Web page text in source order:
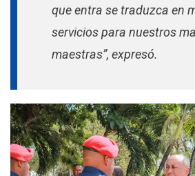
que entra se traduzca en
servicios para nuestros
maestras”, expresó.